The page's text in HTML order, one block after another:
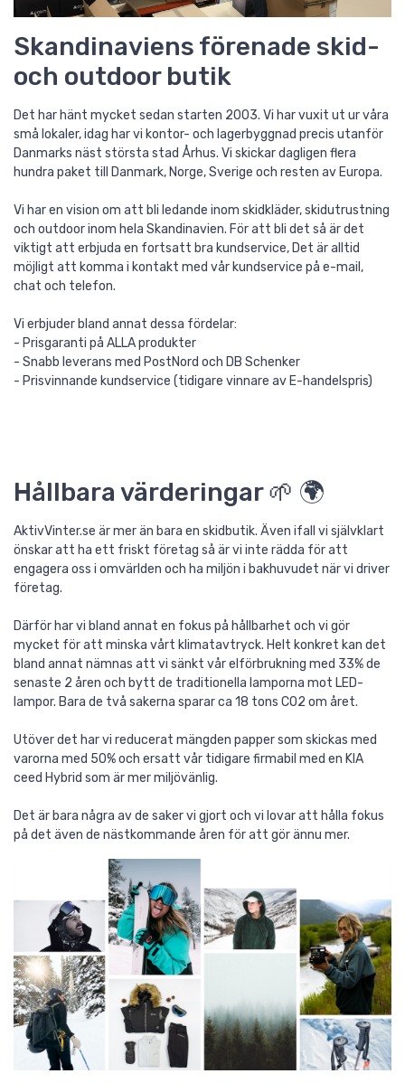
Skandinaviens förenade skid-
och outdoor butik
Det har hänt mycket sedan starten 2003. Vi har vuxit ut ur våra
små lokaler, idag har vi kontor- och lagerbyggnad precis utanför
Danmarks näst största stad Århus. Vi skickar dagligen flera
hundra paket till Danmark, Norge, Sverige och resten av Europa.
Vi har en vision om att bli ledande inom skidkläder, skidutrustning
och outdoor inom hela Skandinavien. För att bli det så är det
viktigt att erbjuda en fortsatt bra kundservice, Det är alltid
möjligt att komma i kontakt med vår kundservice på e-mail,
chat och telefon.
Vi erbjuder bland annat dessa fördelar:
- Prisgaranti på ALLA produkter
- Snabb leverans med PostNord och DB Schenker
- Prisvinnande kundservice (tidigare vinnare av E-handelspris)
Hållbara värderingar 🌱 🌍
AktivVinter.se är mer än bara en skidbutik. Även ifall vi självklart
önskar att ha ett friskt företag så är vi inte rädda för att
engagera oss i omvärlden och ha miljön i bakhuvudet när vi driver
företag.
Därför har vi bland annat en fokus på hållbarhet och vi gör
mycket för att minska vårt klimatavtryck. Helt konkret kan det
bland annat nämnas att vi sänkt vår elförbrukning med 33% de
senaste 2 åren och bytt de traditionella lamporna mot LED-
lampor. Bara de två sakerna sparar ca 18 tons CO2 om året.
Utöver det har vi reducerat mängden papper som skickas med
varorna med 50% och ersatt vår tidigare firmabil med en KIA
ceed Hybrid som är mer miljövänlig.
Det är bara några av de saker vi gjort och vi lovar att hålla fokus
på det även de nästkommande åren för att gör ännu mer.